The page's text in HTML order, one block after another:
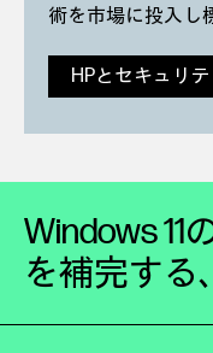
術を市場に投入し
HPとセキュリ
Windows
を補完する、